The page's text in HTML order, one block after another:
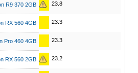
R9 370 2GB 23.8
RX 560 4GB 23.3
Pro 460 4GB 23.3
RX 560 2GB 23.2